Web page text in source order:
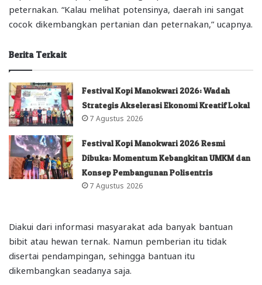
peternakan. “Kalau melihat potensinya, daerah ini sangat
cocok dikembangkan pertanian dan peternakan,” ucapnya.
Berita Terkait
Festival Kopi Manokwari 2026: Wadah
Strategis Akselerasi Ekonomi Kreatif Lokal
7 Agustus 2026
Festival Kopi Manokwari 2026 Resmi
Dibuka: Momentum Kebangkitan UMKM dan
Konsep Pembangunan Polisentris
7 Agustus 2026
Diakui dari informasi masyarakat ada banyak bantuan
bibit atau hewan ternak. Namun pemberian itu tidak
disertai pendampingan, sehingga bantuan itu
dikembangkan seadanya saja.